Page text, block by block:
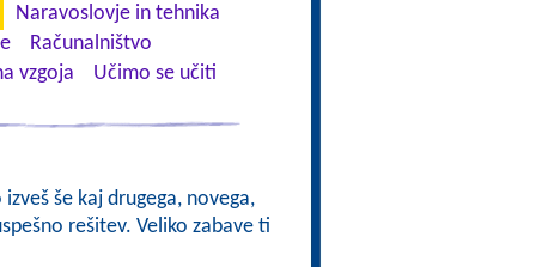
Naravoslovje in tehnika
Računalništvo
vzgoja
Učimo se učiti
še kaj drugega, novega,
rešitev. Veliko zabave ti